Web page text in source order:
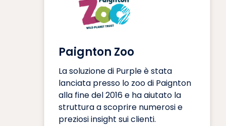
Paignton Zoo
La soluzione di Purple è stata
lanciata presso lo zoo di Paignton
alla fine del 2016 e ha aiutato la
struttura a scoprire numerosi e
preziosi insight sui clienti.